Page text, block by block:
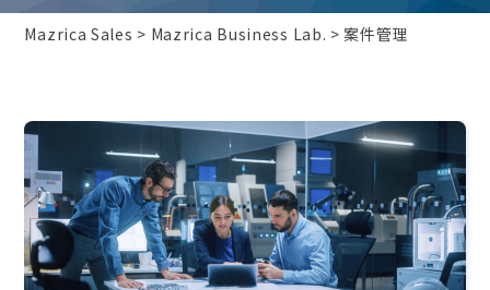
Mazrica Sales Mazrica Business Lab. 案件管理